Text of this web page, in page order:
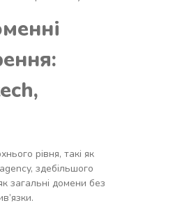
рівня, такі як
здебільшого
загальні домени без